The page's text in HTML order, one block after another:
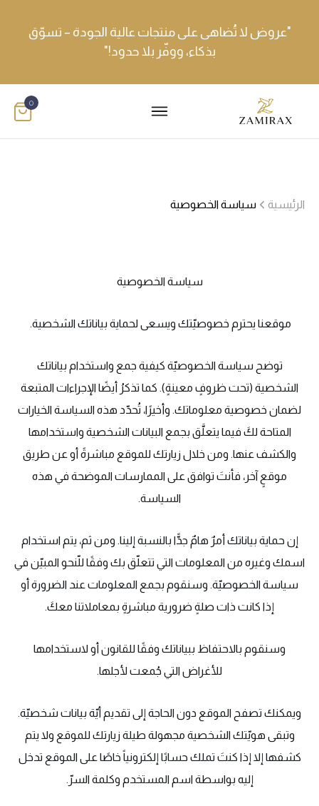
"عروض لا تُضاهى على منتجات عالية الجودة – تسوّق
بذكاء، ووفّر بلا حدود!"
0
الرئيسية سياسة الخصوصية
سياسة الخصوصية
موقعنا يحترم خصوصيّتك ويسعى لحماية بياناتك الشخصية.
توضح سياسة الخصوصيّة كيفية جمع واستخدام بياناتك
الشخصية (تحت ظروفٍ معينةٍ). كما تذكرُ أيضًا الإجراءات المتبعة
لضمان خصوصية معلوماتك. وأخيرًا، تُحدّد هذه السياسة الخيارات
المتاحة لكَ فيما يتعلَّق بجمع البيانات الشخصية واستخدامها
والكشف عنها. ومن خلال زيارتك للموقع مباشرةً أو عن طريق
موقعٍ آخر، فأنتَ توافق على الممارسات الموضحة في هذه
السياسة.
إن حماية بياناتك أمرٌ هامٌ جدًّا بالنسبة إلينا. ومن ثم، يتم استخدام
اسمك وغيره من المعلومات التي تتعلّق بك وفقًا للّنحو المبيّن في
سياسة الخصوصيّة. وسنقوم بجمع المعلومات عند الضرورة أو
إذا كانت ذات صلةٍ ضرورية مباشرةٍ بمعاملاتنا معكَ.
وسنقوم بالاحتفاظ ببياناتك وفقًا للقانون أو لاستخدامها
للأغراض التي جُمعت لأجلها.
ويمكنك تصفح الموقع دون الحاجة إلى تقديم أيّة بيانات شخصيّة.
وتبقى هويّتك الشخصية مجهولة طيلة زيارتك للموقع ولا يتم
كشفها إلا إذا كنتَ تملك حسابًا إلكترونياً خاصًا على الموقع تدخل
إليه بواسطة اسم المستخدم وكلمة السرّ.